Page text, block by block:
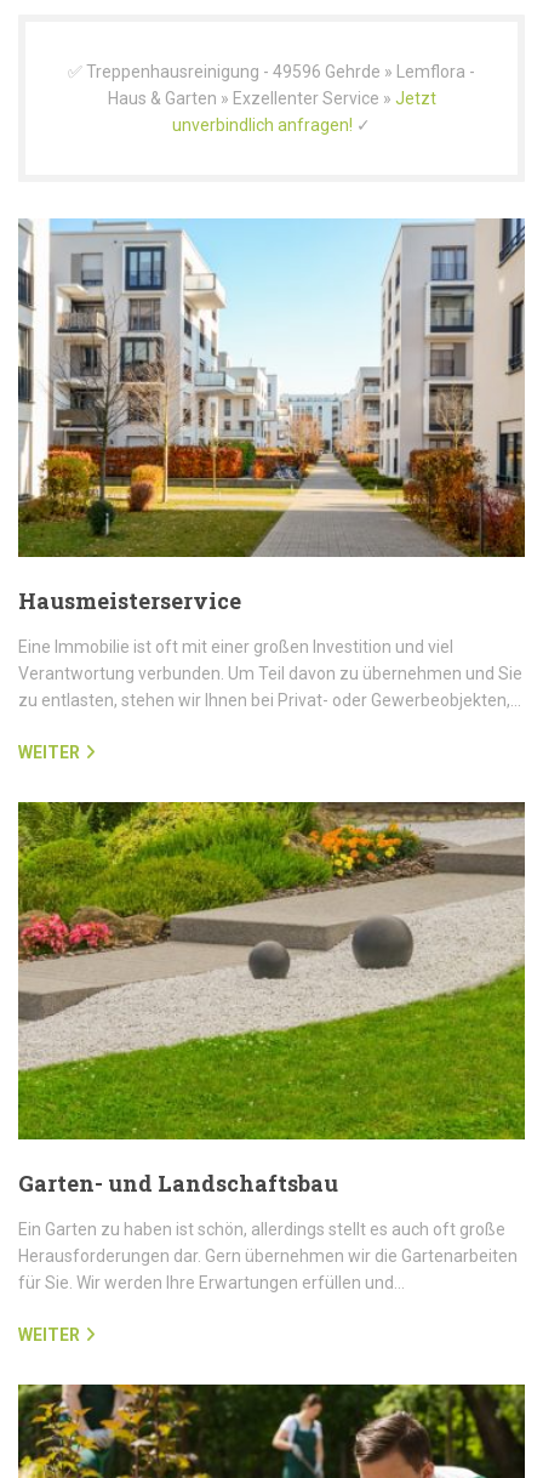
✅ Treppenhausreinigung - 49596 Gehrde » Lemflora -
Haus & Garten » Exzellenter Service » Jetzt
unverbindlich anfragen! ✓
Hausmeisterservice
Eine Immobilie ist oft mit einer großen Investition und viel
Verantwortung verbunden. Um Teil davon zu übernehmen und Sie
zu entlasten, stehen wir Ihnen bei Privat- oder Gewerbeobjekten,…
WEITER
Garten- und Landschaftsbau
Ein Garten zu haben ist schön, allerdings stellt es auch oft große
Herausforderungen dar. Gern übernehmen wir die Gartenarbeiten
für Sie. Wir werden Ihre Erwartungen erfüllen und…
WEITER